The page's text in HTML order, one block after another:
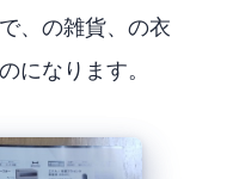
の雑貨、outdoorの衣
になります。